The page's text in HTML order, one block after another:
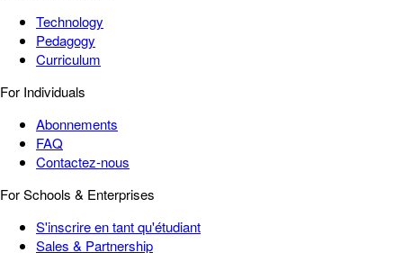
Technology
Pedagogy
Curriculum
For Individuals
Abonnements
FAQ
Contactez-nous
For Schools & Enterprises
S'inscrire en tant qu'étudiant
Sales & Partnership